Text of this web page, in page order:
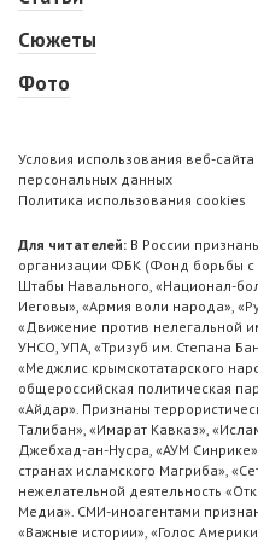
Сюжеты
Фото
Условия использования веб-
персональных данных
Политика использования cookies
Для читателей: В России
организации ФБК (Фонд борьбы с
Штабы Навального, «Национал-
Иеговы», «Армия воли народа»,
«Движение против нелегальной
УНСО, УПА, «Тризуб им. Степана
«Меджлис крымскотатарского
общероссийская политическая
«Айдар». Признаны
Талибан», «Имарат Кавказ»,
Джебхад-ан-Нусра, «АУМ
странах исламского Магриба»,
нежелательной деятельность
Медиа». СМИ-иноагентами
«Важные истории», «Голос